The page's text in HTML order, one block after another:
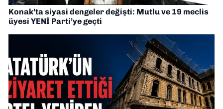
Konak’ta siyasi dengeler değişti: Mutlu ve 19 meclis
üyesi YENİ Parti’ye geçti